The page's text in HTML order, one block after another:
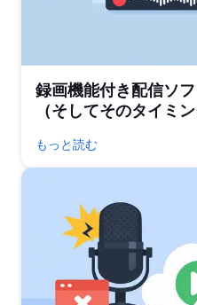
録画機能付き配信ソ
（そしてそのタイミン
もっと読む